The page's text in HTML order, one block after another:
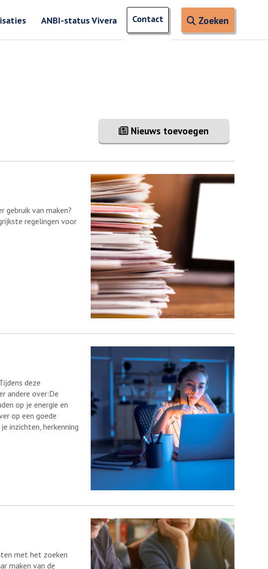
ANBI-status Vivera Contact Zoeken
Zoeken naar ingevoerde termen
Nieuws toevoegen
gebruik van maken?
regelingen voor
deze
andere over:De
op je energie en
op een goede
inzichten, herkenning
met het zoeken
maken van de